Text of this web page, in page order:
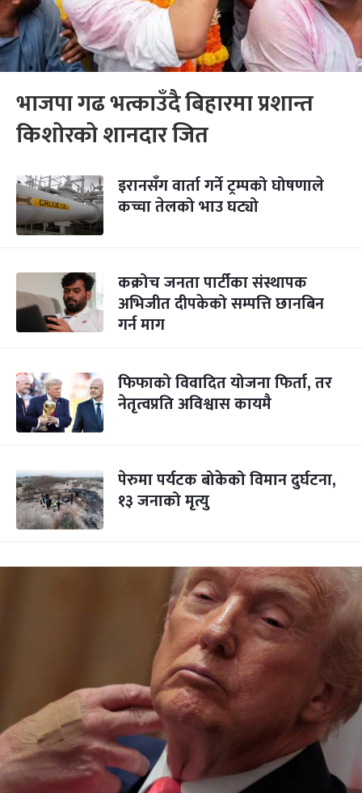
भाजपा गढ भत्काउँदै बिहारमा प्रशान्त
किशोरको शानदार जित
इरानसँग वार्ता गर्ने ट्रम्पको घोषणाले
कच्चा तेलको भाउ घट्यो
कक्रोच जनता पार्टीका संस्थापक
अभिजीत दीपकेको सम्पत्ति छानबिन
गर्न माग
फिफाको विवादित योजना फिर्ता, तर
नेतृत्वप्रति अविश्वास कायमै
पेरुमा पर्यटक बोकेको विमान दुर्घटना,
१३ जनाको मृत्यु